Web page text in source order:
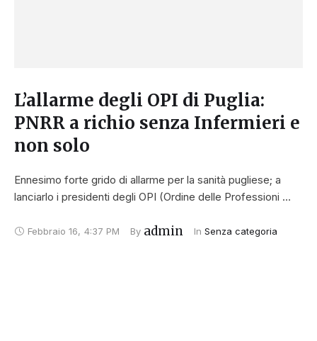
L’allarme degli OPI di Puglia:
PNRR a richio senza Infermieri e
non solo
Ennesimo forte grido di allarme per la sanità pugliese; a
lanciarlo i presidenti degli OPI (Ordine delle Professioni …
Febbraio 16, 4:37 PM By admin In Senza categoria